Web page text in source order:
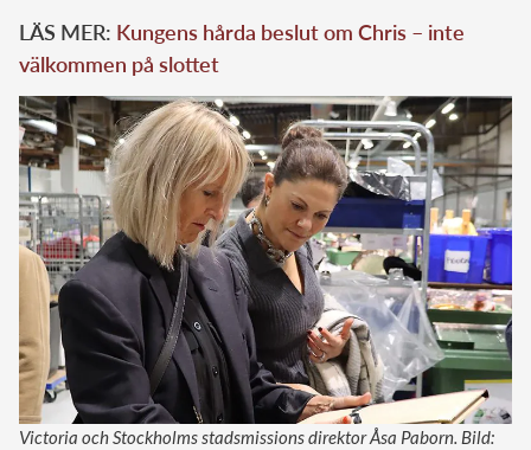
LÄS MER: Kungens hårda beslut om Chris – inte
välkommen på slottet
Victoria och Stockholms stadsmissions direktor Åsa Paborn. Bild: